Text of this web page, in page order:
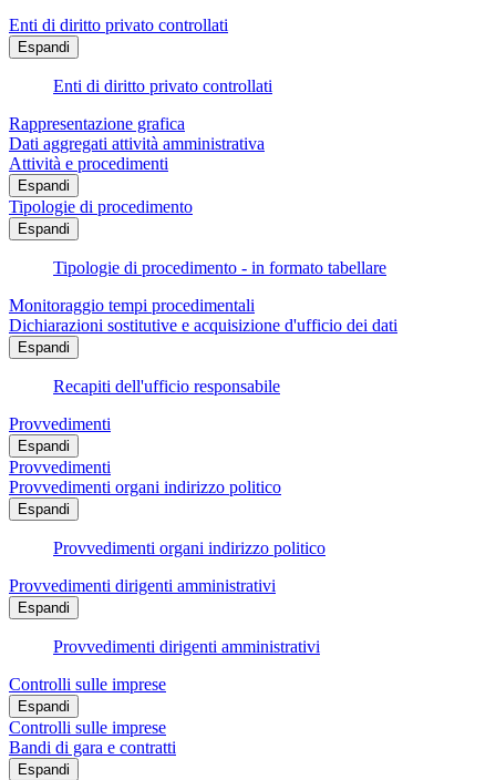
Enti di diritto privato controllati
Espandi
Enti di diritto privato controllati
Rappresentazione grafica
Dati aggregati attività amministrativa
Attività e procedimenti
Espandi
Tipologie di procedimento
Espandi
Tipologie di procedimento - in formato tabellare
Monitoraggio tempi procedimentali
Dichiarazioni sostitutive e acquisizione d'ufficio dei dati
Espandi
Recapiti dell'ufficio responsabile
Provvedimenti
Espandi
Provvedimenti
Provvedimenti organi indirizzo politico
Espandi
Provvedimenti organi indirizzo politico
Provvedimenti dirigenti amministrativi
Espandi
Provvedimenti dirigenti amministrativi
Controlli sulle imprese
Espandi
Controlli sulle imprese
Bandi di gara e contratti
Espandi